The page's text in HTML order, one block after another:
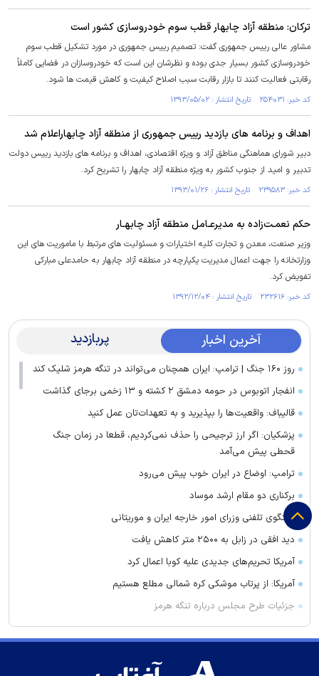
ترکان: منطقه آزاد چابهار قطب سوم خودروسازی کشور است
مشاور عالی رییس جمهوری گفت: تصمیم رییس جمهوری در مورد تشکیل قطب سوم
خودروسازی کشور بسیار جدی بوده و نظرشان این است که خودروسازان در فضایی کاملاً
رقابتی فعالیت کنند تا بازار رقابت سبب اصلاح کیفیت و کاهش قیمت ها شود.
کد خبر: ۲۵۴۰۳۱ تاریخ انتشار : ۱۳۹۳/۰۵/۰۲
اهداف و برنامه های بازدید رییس جمهوری از منطقه آزاد چابهاراعلام شد
دبیر شورای هماهنگی مناطق آزاد و ویژه اقتصادی، اهداف و برنامه های بازدید رییس دولت
تدبیر و امید از جنوب کشور به ویژه منطقه آزاد چابهار را تشریح کرد.
کد خبر: ۲۳۹۵۸۳ تاریخ انتشار : ۱۳۹۳/۰۱/۲۶
حکم نعمـت‌زاده به مدیرعـامل منطقه آزاد چابهـار
وزیر صنعت، معدن و تجارت کلیه اختیارات و مسئولیت های مرتبط با ماموریت های این
وزارتخانه را جهت اعمال مدیریت یکپارچه در منطقه آزاد چابهار به حامدعلی مبارکی
تفویض کرد.
کد خبر: ۲۳۲۶۱۶ تاریخ انتشار : ۱۳۹۲/۱۲/۰۴
آخرین اخبار پربازدید
روز ۱۶۰ جنگ | ترامپ: ایران همچنان می‌تواند در تنگه هرمز شلیک کند
انفجار اتوبوس در حومه دمشق ۲ کشته و ۱۳ زخمی برجای گذاشت
قالیباف: واقعیت‌ها را بپذیرید و به تعهدات‌تان عمل کنید
پزشکیان: اگر ارز ترجیحی را حذف نمی‌کردیم، قطعا در زمان جنگ
قحطی پیش می‌آمد
ترامپ: اوضاع در ایران خوب پیش می‌رود
برکناری دو مقام ارشد موساد
گفتگوی تلفنی وزرای امور خارجه ایران و موریتانی
دید افقی در زابل به ۲۵۰۰ متر کاهش یافت
آمریکا تحریم‌های جدیدی علیه کوبا اعمال کرد
آمریکا: از پرتاب موشکی کره شمالی مطلع هستیم
جزئیات طرح مجلس درباره تنگه هرمز
کویت دستور تعطیلی تنها مدرسه ایرانی را صادر کرد
زنوزق؛ نگین پلکانی آذربایجان